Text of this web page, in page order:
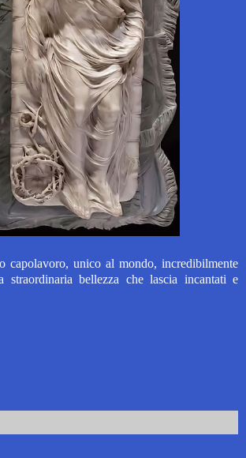
capolavoro, unico al mondo, incredibilmente
straordinaria bellezza che lascia incantati e